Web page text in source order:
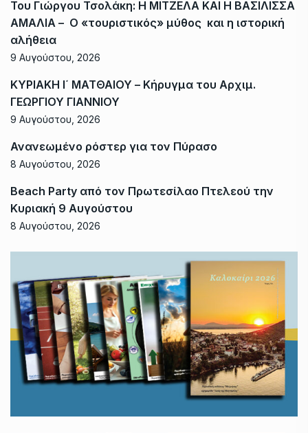
Του Γιώργου Τσολάκη: Η ΜΙΤΖΕΛΑ ΚΑΙ Η ΒΑΣΙΛΙΣΣΑ
ΑΜΑΛΙΑ – Ο «τουριστικός» μύθος και η ιστορική
αλήθεια
9 Αυγούστου, 2026
ΚΥΡΙΑΚΗ Ι΄ ΜΑΤΘΑΙΟΥ – Κήρυγμα του Αρχιμ.
ΓΕΩΡΓΙΟΥ ΓΙΑΝΝΙΟΥ
9 Αυγούστου, 2026
Ανανεωμένο ρόστερ για τον Πύρασο
8 Αυγούστου, 2026
Beach Party από τον Πρωτεσίλαο Πτελεού την
Κυριακή 9 Αυγούστου
8 Αυγούστου, 2026